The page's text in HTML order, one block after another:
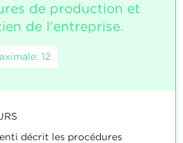
de production et
de l'entreprise.
12
décrit les procédures